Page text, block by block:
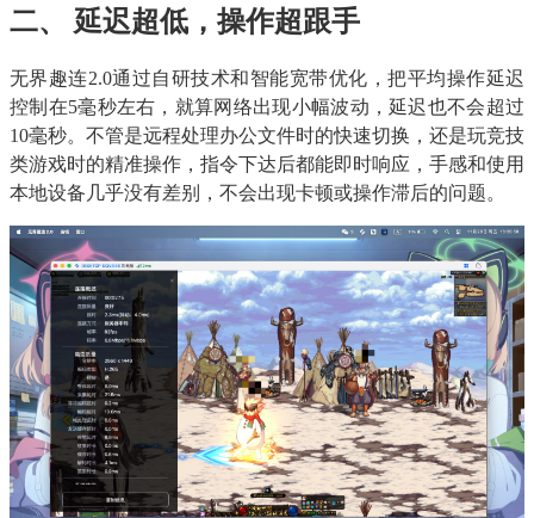
二、 延迟超低，操作超跟手​
无界趣连2.0通过自研技术和智能宽带优化，把平均操作延迟
控制在5毫秒左右，就算网络出现小幅波动，延迟也不会超过
10毫秒。不管是远程处理办公文件时的快速切换，还是玩竞技
类游戏时的精准操作，指令下达后都能即时响应，手感和使用
本地设备几乎没有差别，不会出现卡顿或操作滞后的问题。​